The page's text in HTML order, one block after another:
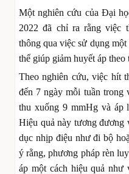
Một nghiên cứu của Đại
2022 đã chỉ ra rằng việc
thông qua việc sử dụng
thể giúp giảm huyết áp theo
Theo nghiên cứu, việc hít
đến 7 ngày mỗi tuần trong
thu xuống 9 mmHg và áp
Hiệu quả này tương đương
dục nhịp điệu như đi bộ
ý rằng, phương pháp rèn
áp một cách hiệu quả như